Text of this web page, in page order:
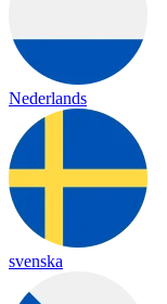
Nederlands
svenska